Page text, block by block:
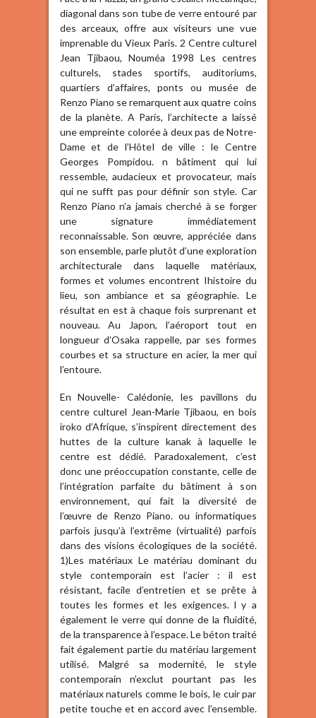
diagonal dans son tube de verre entouré par
des arceaux, offre aux visiteurs une vue
imprenable du Vieux Paris. 2 Centre culturel
Jean Tjibaou, Nouméa 1998 Les centres
culturels, stades sportifs, auditoriums,
quartiers d’affaires, ponts ou musée de
Renzo Piano se remarquent aux quatre coins
de la planète. A Paris, l’architecte a laissé
une empreinte colorée à deux pas de Notre-
Dame et de l’HôteI de ville : le Centre
Georges Pompidou. n bâtiment qui lui
ressemble, audacieux et provocateur, mais
qui ne sufft pas pour définir son style. Car
Renzo Piano n’a jamais cherché à se forger
une signature immédiatement
reconnaissable. Son œuvre, appréciée dans
son ensemble, parle plutôt d’une exploration
architecturale dans laquelle matériaux,
formes et volumes encontrent Ihistoire du
lieu, son ambiance et sa géographie. Le
résultat en est à chaque fois surprenant et
nouveau. Au Japon, l’aéroport tout en
longueur d’Osaka rappelle, par ses formes
courbes et sa structure en acier, la mer qui
l’entoure.
En Nouvelle- Calédonie, les pavillons du
centre culturel Jean-Marie Tjibaou, en bois
iroko d’Afrique, s’inspirent directement des
huttes de la culture kanak à laquelle le
centre est dédié. Paradoxalement, c’est
donc une préoccupation constante, celle de
l’intégration parfaite du bâtiment à son
environnement, qui fait la diversité de
l’œuvre de Renzo Piano. ou informatiques
parfois jusqu’à l’extrême (virtualité) parfois
dans des visions écologiques de la société.
1)Les matériaux Le matériau dominant du
style contemporain est l’acier : il est
résistant, facile d’entretien et se prête à
toutes les formes et les exigences. l y a
également le verre qui donne de la fluidité,
de la transparence à l’espace. Le béton traité
fait également partie du matériau largement
utilisé. Malgré sa modernité, le style
contemporain n’exclut pourtant pas les
matériaux naturels comme le bois, le cuir par
petite touche et en accord avec l’ensemble.